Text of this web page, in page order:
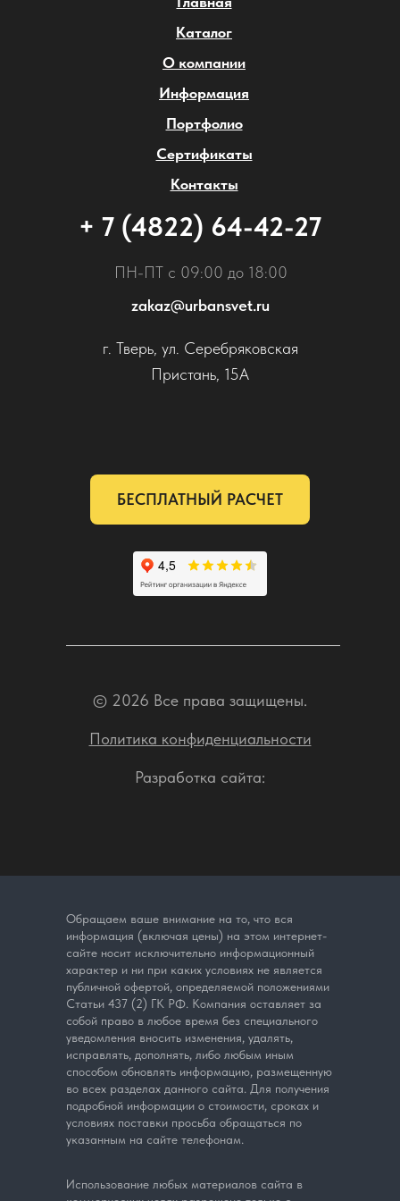
Каталог
О компании
Информация
Портфолио
Сертификаты
Контакты
ПН-ПТ с 09:00 до 18:00
г. Тверь, ул. Серебряковская
Пристань, 15А
БЕСПЛАТНЫЙ РАСЧЕТ
© 2026 Все права защищены.
Разработка сайта:
Политика конфиденциальности
+ 7 (4822) 64-42-27
zakaz@urbansvet.ru
Обращаем ваше внимание на то, что вся
информация (включая цены) на этом интернет-
сайте носит исключительно информационный
характер и ни при каких условиях не является
публичной офертой, определяемой положениями
Статьи 437 (2) ГК РФ. Компания оставляет за
собой право в любое время без специального
уведомления вносить изменения, удалять,
исправлять, дополнять, либо любым иным
способом обновлять информацию, размещенную
во всех разделах данного сайта. Для получения
подробной информации о стоимости, сроках и
условиях поставки просьба обращаться по
указанным на сайте телефонам.
Использование любых материалов сайта в